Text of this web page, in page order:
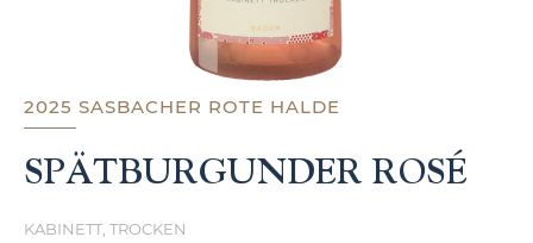
2025 SASBACHER ROTE HALDE
SPÄTBURGUNDER ROSÉ
KABINETT, TROCKEN